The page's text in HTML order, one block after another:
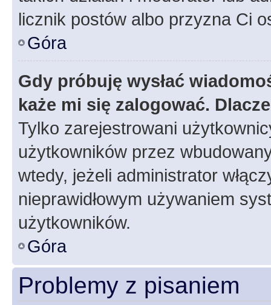
licznik postów albo przyzna Ci
Góra
Gdy próbuję wysłać
każe mi się zalogować.
Tylko zarejestrowani
użytkowników przez
wtedy, jeżeli administrator
nieprawidłowym używaniem
użytkowników.
Góra
Problemy z pisaniem